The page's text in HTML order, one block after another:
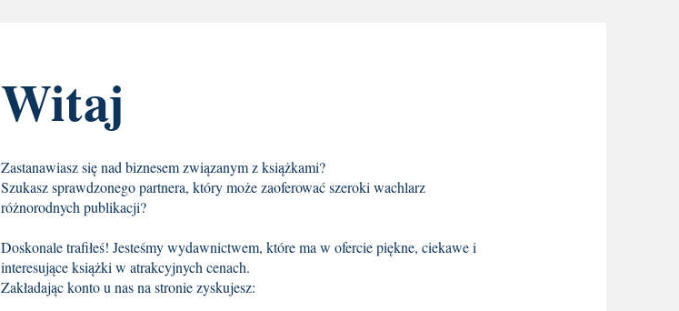
Witaj
Zastanawiasz się nad biznesem związanym z książkami?
Szukasz sprawdzonego partnera, który może zaoferować szeroki wachlarz
różnorodnych publikacji?
Doskonale trafiłeś! Jesteśmy wydawnictwem, które ma w ofercie piękne, ciekawe i
interesujące książki w atrakcyjnych cenach.
Zakładając konto u nas na stronie zyskujesz: